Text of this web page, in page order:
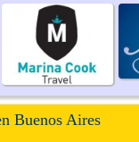
Buenos Aires